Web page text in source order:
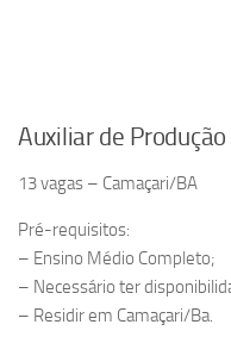
Auxiliar de
13 vagas – Camaçari/BA
Pré-requisitos:
– Ensino Médio Completo;
– Necessário ter
– Residir em Camaçari/Ba.